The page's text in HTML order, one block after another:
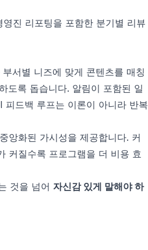
진 리포팅을 포함한 분기별 리뷰
서별 니즈에 맞게 콘텐츠를 매칭
도록 돕습니다. 알림이 포함된 일
피드백 루프는 이론이 아니라 반복
앙화된 가시성을 제공합니다. 커
커질수록 프로그램을 더 비용 효
것을 넘어 자신감 있게 말해야 하